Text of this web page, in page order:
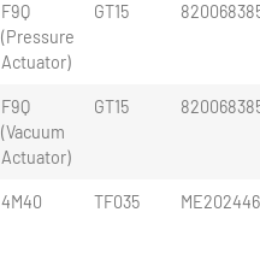
F9Q
(Pressure
Actuator)
GT15
F9Q
(Vacuum
Actuator)
GT15
4M40 TF035 ME202446